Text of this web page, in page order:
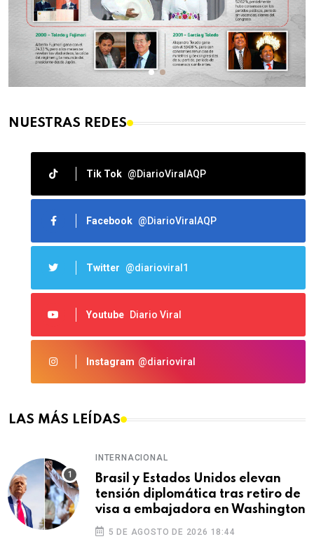
NUESTRAS REDES
Tik Tok @DiarioViralAQP
Facebook @DiarioViralAQP
Twitter @diarioviral1
Youtube Diario Viral
Instagram @diarioviral
LAS MÁS LEÍDAS
INTERNACIONAL
Brasil y Estados Unidos elevan
tensión diplomática tras retiro de
visa a embajadora en Washington
5 DE AGOSTO DE 2026 18:44